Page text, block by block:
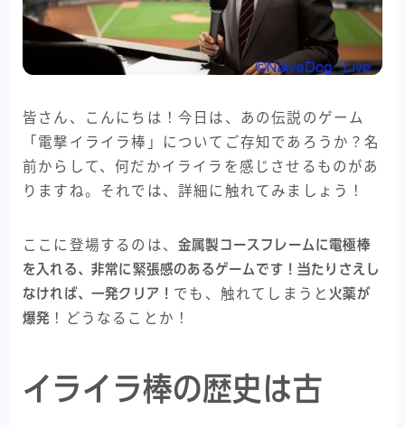
皆さん、こんにちは！今日は、あの伝説のゲーム
「電撃イライラ棒」についてご存知であろうか？名
前からして、何だかイライラを感じさせるものがあ
りますね。それでは、詳細に触れてみましょう！
ここに登場するのは、 金属製コースフレームに電極棒
を入れる、非常に緊張感のあるゲームです！当たりさえし
なければ、一発クリア！ でも、触れてしまうと 火薬が
爆発 ！どうなることか！
イライラ棒の歴史は古